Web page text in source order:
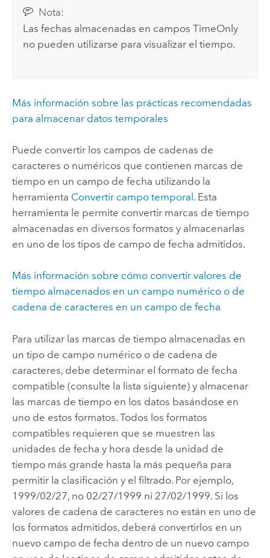
Nota:
Las fechas almacenadas en campos TimeOnly
no pueden utilizarse para visualizar el tiempo.
Más información sobre las prácticas recomendadas
para almacenar datos temporales
Puede convertir los campos de cadenas de
caracteres o numéricos que contienen marcas de
tiempo en un campo de fecha utilizando la
herramienta Convertir campo temporal . Esta
herramienta le permite convertir marcas de tiempo
almacenadas en diversos formatos y almacenarlas
en uno de los tipos de campo de fecha admitidos.
Más información sobre cómo convertir valores de
tiempo almacenados en un campo numérico o de
cadena de caracteres en un campo de fecha
Para utilizar las marcas de tiempo almacenadas en
un tipo de campo numérico o de cadena de
caracteres, debe determinar el formato de fecha
compatible (consulte la lista siguiente) y almacenar
las marcas de tiempo en los datos basándose en
uno de estos formatos. Todos los formatos
compatibles requieren que se muestren las
unidades de fecha y hora desde la unidad de
tiempo más grande hasta la más pequeña para
permitir la clasificación y el filtrado. Por ejemplo,
1999/02/27, no 02/27/1999 ni 27/02/1999. Si los
valores de cadena de caracteres no están en uno de
los formatos admitidos, deberá convertirlos en un
nuevo campo de fecha dentro de un nuevo campo